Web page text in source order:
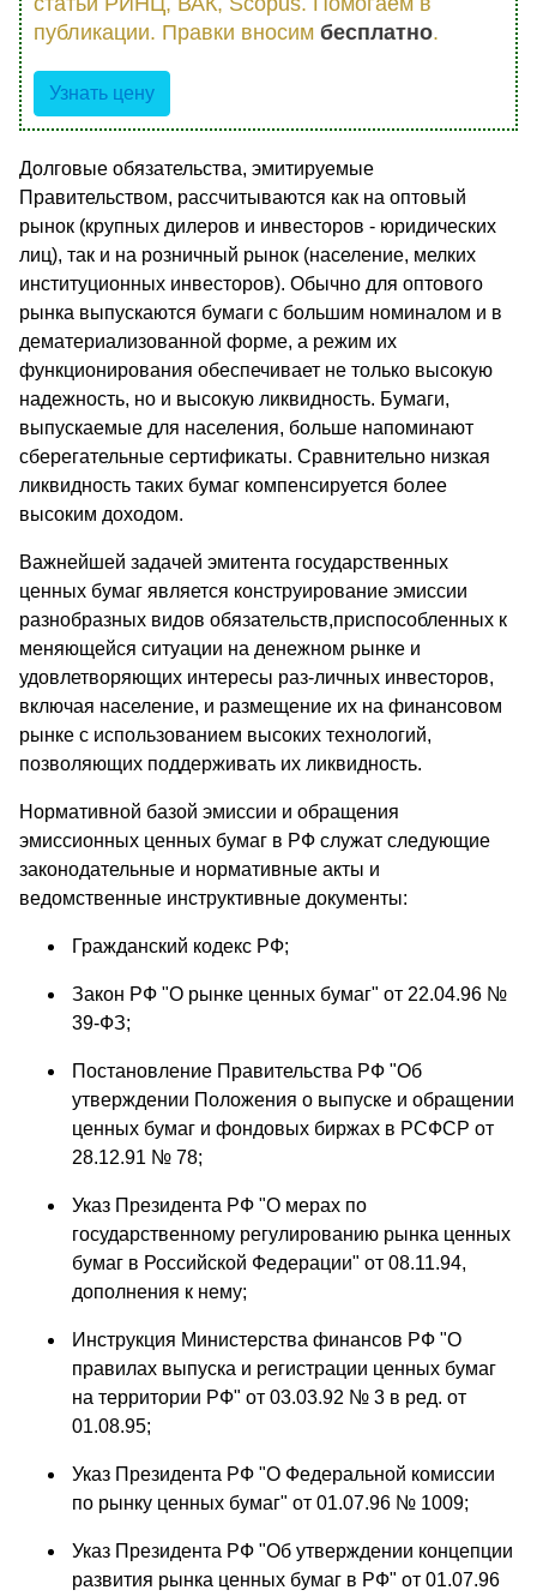
публикации. Правки вносим бесплатно.
Узнать цену
Долговые обязательства, эмитируемые
Правительством, рассчитываются как на оптовый
рынок (крупных дилеров и инвесторов - юридических
лиц), так и на розничный рынок (население, мелких
институционных инвесторов). Обычно для оптового
рынка выпускаются бумаги с большим номиналом и в
дематериализованной форме, а режим их
функционирования обеспечивает не только высокую
надежность, но и высокую ликвидность. Бумаги,
выпускаемые для населения, больше напоминают
сберегательные сертификаты. Сравнительно низкая
ликвидность таких бумаг компенсируется более
высоким доходом.
Важнейшей задачей эмитента государственных
ценных бумаг является конструирование эмиссии
разнобразных видов обязательств,приспособленных к
меняющейся ситуации на денежном рынке и
удовлетворяющих интересы раз-личных инвесторов,
включая население, и размещение их на финансовом
рынке с использованием высоких технологий,
позволяющих поддерживать их ликвидность.
Нормативной базой эмиссии и обращения
эмиссионных ценных бумаг в РФ служат следующие
законодательные и нормативные акты и
ведомственные инструктивные документы:
Гражданский кодекс РФ;
Закон РФ "О рынке ценных бумаг" от 22.04.96 №
39-ФЗ;
Постановление Правительства РФ "Об
утверждении Положения о выпуске и обращении
ценных бумаг и фондовых биржах в РСФСР от
28.12.91 № 78;
Указ Президента РФ "О мерах по
государственному регулированию рынка ценных
бумаг в Российской Федерации" от 08.11.94,
дополнения к нему;
Инструкция Министерства финансов РФ "О
правилах выпуска и регистрации ценных бумаг
на территории РФ" от 03.03.92 № 3 в ред. от
01.08.95;
Указ Президента РФ "О Федеральной комиссии
по рынку ценных бумаг" от 01.07.96 № 1009;
Указ Президента РФ "Об утверждении концепции
развития рынка ценных бумаг в РФ" от 01.07.96